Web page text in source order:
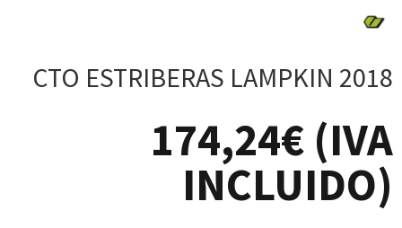
CTO ESTRIBERAS LAMPKIN 2018
174,24€ (IVA
INCLUIDO)